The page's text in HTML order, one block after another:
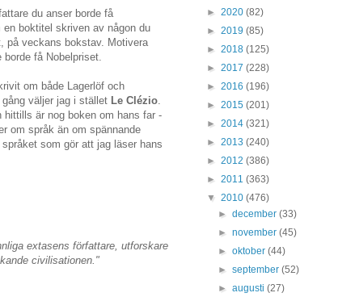
du anser borde få
en boktitel skriven av någon du
på veckans bokstav. Motivera
få Nobelpriset.
om både Lagerlöf och
väljer jag i stället Le Clézio.
är nog boken om hans far -
om språk än om spännande
som gör att jag läser hans
extasens författare, utforskare
civilisationen."
► 2020 (82)
► 2019 (85)
► 2018 (125)
► 2017 (228)
► 2016 (196)
► 2015 (201)
► 2014 (321)
► 2013 (240)
► 2012 (386)
► 2011 (363)
▼ 2010 (476)
►december(33)
►november(45)
►oktober(44)
►september(52)
►augusti(27)